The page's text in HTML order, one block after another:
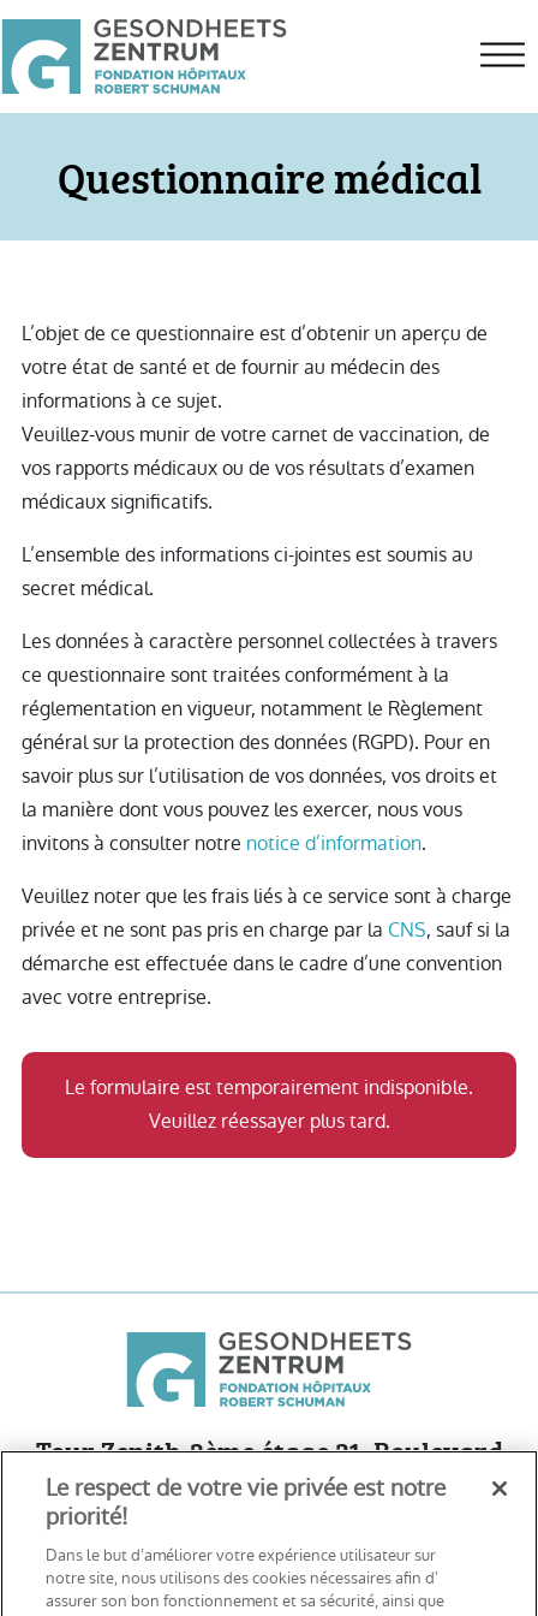
Questionnaire médical
L’objet de ce questionnaire est d’obtenir un aperçu de
votre état de santé et de fournir au médecin des
informations à ce sujet.
Veuillez-vous munir de votre carnet de vaccination, de
vos rapports médicaux ou de vos résultats d’examen
médicaux significatifs.
L’ensemble des informations ci-jointes est soumis au
secret médical.
Les données à caractère personnel collectées à travers
ce questionnaire sont traitées conformément à la
réglementation en vigueur, notamment le Règlement
général sur la protection des données (RGPD). Pour en
savoir plus sur l’utilisation de vos données, vos droits et
la manière dont vous pouvez les exercer, nous vous
invitons à consulter notre notice d’information.
Veuillez noter que les frais liés à ce service sont à charge
privée et ne sont pas pris en charge par la CNS, sauf si la
démarche est effectuée dans le cadre d’une convention
avec votre entreprise.
Le formulaire est temporairement indisponible.
Veuillez réessayer plus tard.
Tour Zenith-3ème étage 21, Boulevard
Friedrich Wilhelm Raiffeisen
L-2411 Luxembourg - Cloche d’Or
Voir sur Google Maps
Le respect de votre vie privée est notre
priorité!
Dans le but d’améliorer votre expérience utilisateur sur
notre site, nous utilisons des cookies nécessaires afin d'
assurer son bon fonctionnement et sa sécurité, ainsi que